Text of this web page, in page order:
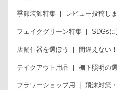
季節装飾特集 レビュー投稿し
フェイクグリーン特集 SDGs
店舗什器を選ぼう 間違えない
テイクアウト用品 棚下照明の
フラワーショップ用 飛沫対策